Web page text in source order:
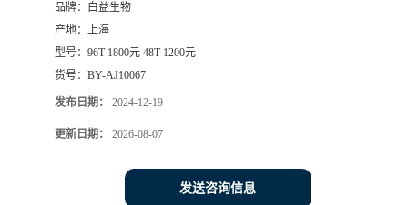
品牌：
白益生物
产地： 上海
型号： 96T 1800元 48T 1200元
货号： BY-AJ10067
发布日期： 2024-12-19
更新日期： 2026-08-07
发送咨询信息